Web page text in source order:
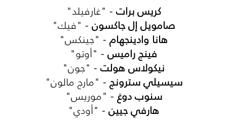
كريس برات- "غارفيلد"
صامويل إل جاكسون- "فيك"
هانا وادينجهام- "جينكس"
فينج راميس- "أوتو"
نيكولاس هولت- "جون"
سيسيلي سترونج- "مارج مالون"
سنوب دوغ- "موريس"
هارفي جيين- "أودي"